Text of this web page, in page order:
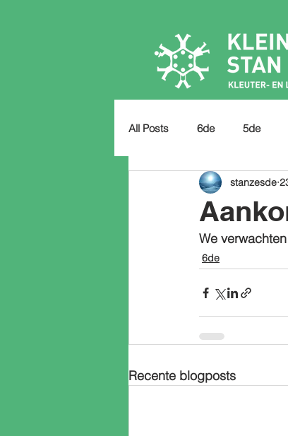
All Posts 6de 5de
stanzesde
We
6de
Recente blogposts